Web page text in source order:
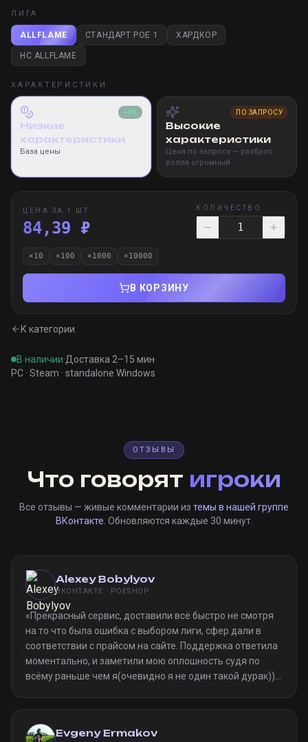
ЛИГА
ALLFLAME СТАНДАРТ POE 1 ХАРДКОР
HC ALLFLAME
ХАРАКТЕРИСТИКИ
+0%
Низкие
характеристики
База цены
ПО ЗАПРОСУ
Высокие
характеристики
Цена по запросу — разброс
ролла огромный
ЦЕНА ЗА 1 ШТ
84,39 ₽
КОЛИЧЕСТВО
×10 ×100 ×1000 ×10000
В КОРЗИНУ
К категории
В наличии·Доставка 2–15 мин·
PC · Steam · standalone Windows
ОТЗЫВЫ
Что говорят игроки
Все отзывы — живые комментарии из темы в нашей группе
ВКонтакте . Обновляются каждые 30 минут.
Alexey Bobylyov
ВКОНТАКТЕ · POESHOP
«Прекрасный сервис, доставили всё быстро не смотря
на то что была ошибка с выбором лиги, сфер дали в
соответствии с прайсом на сайте. Поддержка ответила
моментально, и заметили мою оплошность судя по
всёму раньше чем я(очевидно я не один такой дурак)).
Evgeny Ermakov